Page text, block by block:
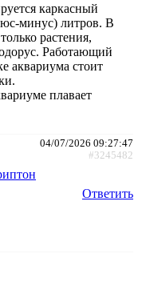
каркасный
минус) литров. В
растения,
Работающий
аквариума стоит
плавает
04/07/2026 09:27:47
#3245482
Ответить